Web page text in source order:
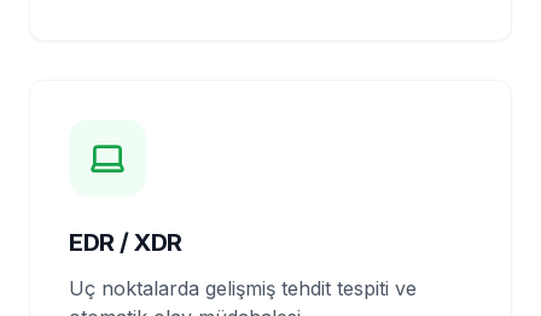
EDR / XDR
Uç noktalarda gelişmiş tehdit tespiti ve